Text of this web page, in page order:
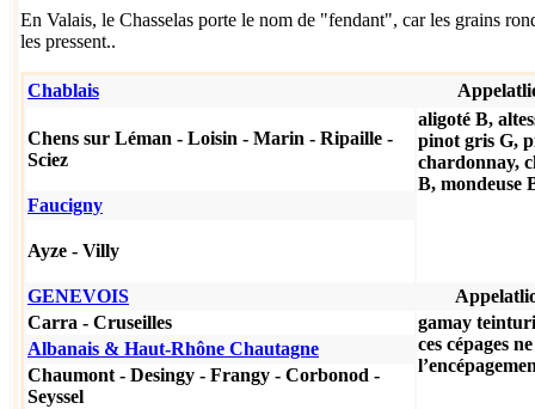
En Valais, le Chasselas porte le nom de "fendant", car les grains
les pressent..
Chablais
Chens sur Léman - Loisin - Marin - Ripaille -
Sciez
aligoté B,
pinot gris G,
chardonnay,
B, mondeuse
Faucigny
Ayze - Villy
GENEVOIS
Carra - Cruseilles
gamay
ces cépages
Albanais & Haut-Rhône Chautagne
Chaumont - Desingy - Frangy - Corbonod -
Seyssel